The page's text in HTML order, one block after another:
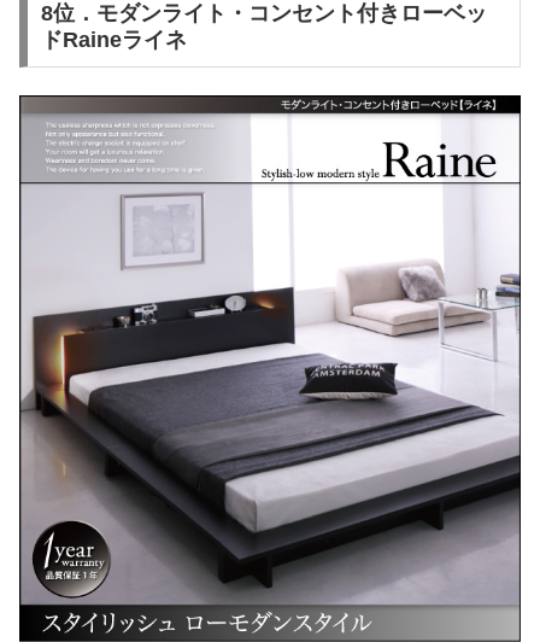
8位．モダンライト・コンセント付きローベッ
ドRaineライネ